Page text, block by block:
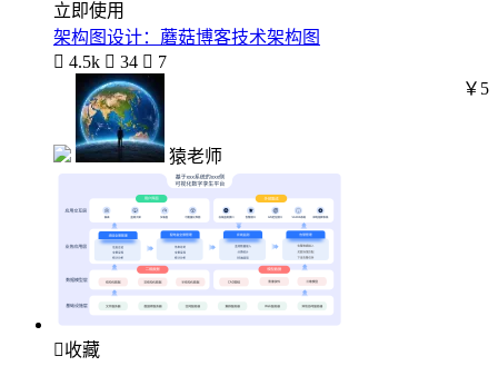
立即使用
架构图设计：蘑菇博客技术架构图
 4.5k  34  7
猿老师
￥5
收藏